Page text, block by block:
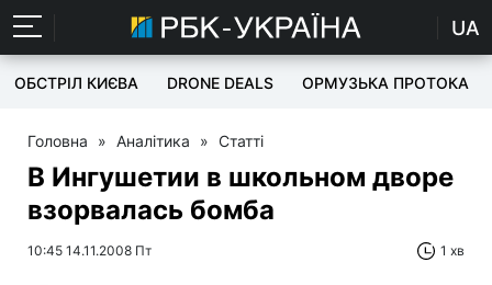
UA
ОБСТРІЛ КИЄВА DRONE DEALS ОРМУЗЬКА ПРОТОКА
Головна » Аналітика » Статті
В Ингушетии в школьном дворе
взорвалась бомба
10:45 14.11.2008 Пт 1 хв